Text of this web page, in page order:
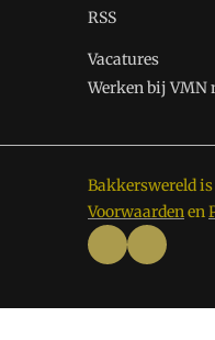
RSS
Vacatures
Werken bij VMN
Bakkerswereld
Voorwaardenen